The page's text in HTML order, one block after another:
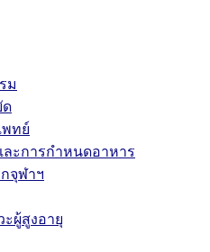
ม
ด
ทย์
ะการกำหนดอาหาร
จุฬาฯ
ผู้สูงอายุ